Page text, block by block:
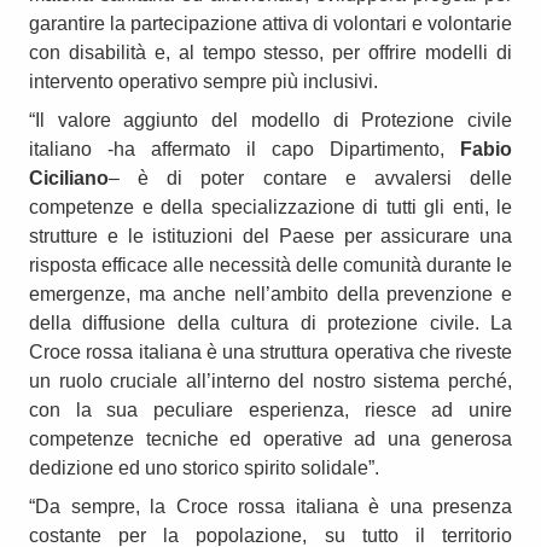
garantire la partecipazione attiva di volontari e volontarie
con disabilità e, al tempo stesso, per offrire modelli di
intervento operativo sempre più inclusivi.
“Il valore aggiunto del modello di Protezione civile
italiano -ha affermato il capo Dipartimento,
Fabio
Ciciliano– è di poter contare e avvalersi delle
competenze e della specializzazione di tutti gli enti, le
strutture e le istituzioni del Paese per assicurare una
risposta efficace alle necessità delle comunità durante le
emergenze, ma anche nell’ambito della prevenzione e
della diffusione della cultura di protezione civile. La
Croce rossa italiana è una struttura operativa che riveste
un ruolo cruciale all’interno del nostro sistema perché,
con la sua peculiare esperienza, riesce ad unire
competenze tecniche ed operative ad una generosa
dedizione ed uno storico spirito solidale”.
“Da sempre, la Croce rossa italiana è una presenza
costante per la popolazione, su tutto il territorio